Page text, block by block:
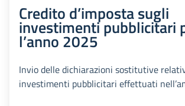
Credito d’imposta sugli
investimenti pubblicitari
l’anno 2025
Invio delle dichiarazioni sostitutive
investimenti pubblicitari effettuati